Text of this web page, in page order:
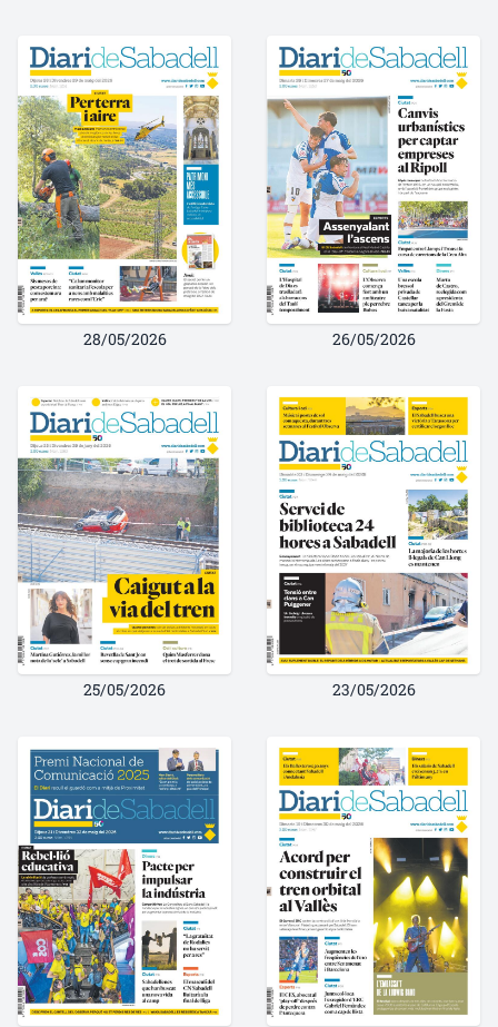
28/05/2026 26/05/2026
25/05/2026 23/05/2026